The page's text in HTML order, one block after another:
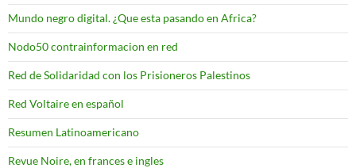
Mundo negro digital. ¿Que esta pasando en Africa?
Nodo50 contrainformacion en red
Red de Solidaridad con los Prisioneros Palestinos
Red Voltaire en español
Resumen Latinoamericano
Revue Noire, en frances e ingles